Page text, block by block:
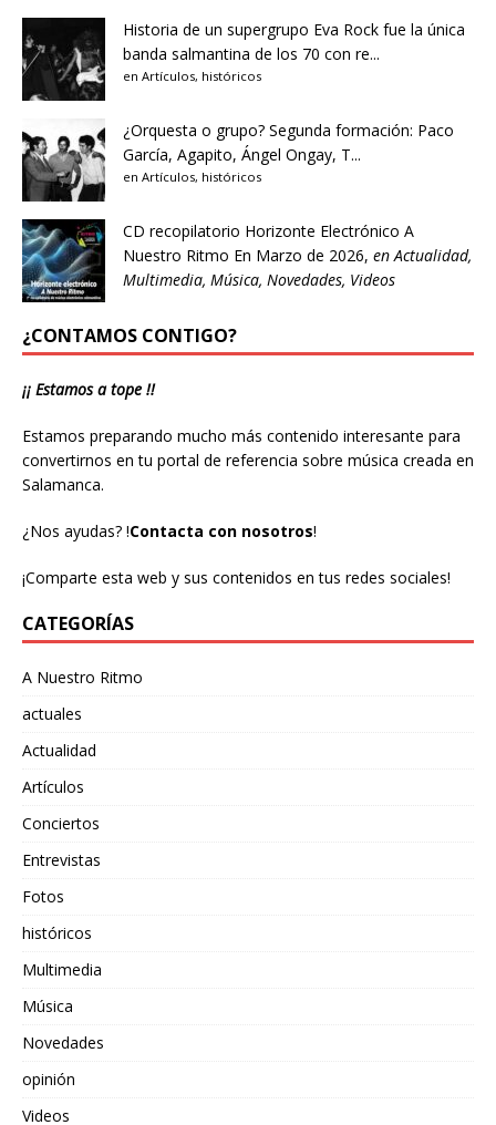
Historia de un supergrupo Eva Rock fue la única
banda salmantina de los 70 con re...
en Artículos, históricos
¿Orquesta o grupo? Segunda formación: Paco
García, Agapito, Ángel Ongay, T...
en Artículos, históricos
CD recopilatorio Horizonte Electrónico A
Nuestro Ritmo En Marzo de 2026, enActualidad,
Multimedia, Música, Novedades, Videos
¿CONTAMOS CONTIGO?
¡¡ Estamos a tope !!
Estamos preparando mucho más contenido interesante para
convertirnos en tu portal de referencia sobre música creada en
Salamanca.
¿Nos ayudas? !Contacta con nosotros!
¡Comparte esta web y sus contenidos en tus redes sociales!
CATEGORÍAS
A Nuestro Ritmo
actuales
Actualidad
Artículos
Conciertos
Entrevistas
Fotos
históricos
Multimedia
Música
Novedades
opinión
Videos